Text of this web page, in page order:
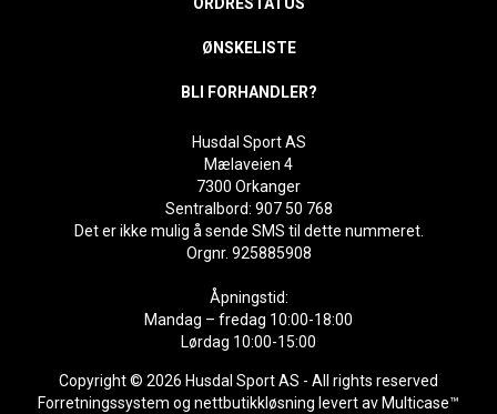
ØNSKELISTE
BLI FORHANDLER?
Husdal Sport AS
Mælaveien 4
7300 Orkanger
Sentralbord: 907 50 768
Det er ikke mulig å sende SMS til dette nummeret.
Orgnr. 925885908
Åpningstid:
Mandag – fredag 10:00-18:00
Lørdag 10:00-15:00
Copyright © 2026 Husdal Sport AS - All rights reserved
Forretningssystem og nettbutikkløsning levert av Multicase™